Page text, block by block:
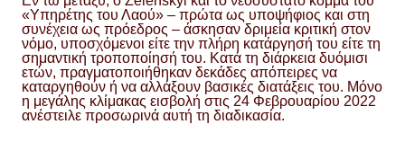
«Υπηρέτης του Λαού» – πρώτα ως υποψήφιος και στη
συνέχεια ως πρόεδρος – άσκησαν δριμεία κριτική στον
νόμο, υποσχόμενοι είτε την πλήρη κατάργησή του είτε τη
σημαντική τροποποίησή του. Κατά τη διάρκεια δυόμισι
ετών, πραγματοποιήθηκαν δεκάδες απόπειρες να
καταργηθούν ή να αλλάξουν βασικές διατάξεις του. Μόνο
η μεγάλης κλίμακας εισβολή στις 24 Φεβρουαρίου 2022
ανέστειλε προσωρινά αυτή τη διαδικασία.